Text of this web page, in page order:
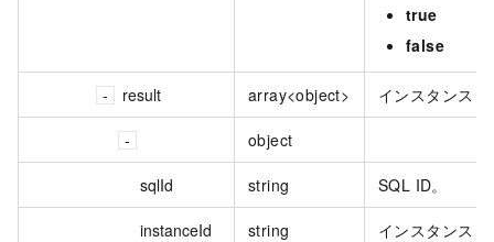
true
false
result array<object> インスタンス
object
sqlId string SQL ID。
instanceId string インスタンス ID